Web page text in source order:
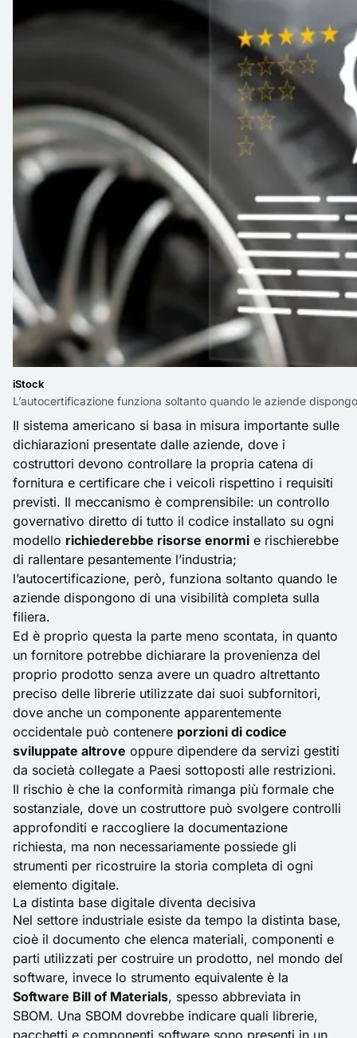
iStock
L’autocertificazione funziona soltanto quando le aziende
Il sistema americano si basa in misura importante sulle
dichiarazioni presentate dalle aziende, dove i
costruttori devono controllare la propria catena di
fornitura e certificare che i veicoli rispettino i requisiti
previsti. Il meccanismo è comprensibile: un controllo
governativo diretto di tutto il codice installato su ogni
modello richiederebbe risorse enormi e rischierebbe
di rallentare pesantemente l’industria;
l’autocertificazione, però, funziona soltanto quando le
aziende dispongono di una visibilità completa sulla
filiera.
Ed è proprio questa la parte meno scontata, in quanto
un fornitore potrebbe dichiarare la provenienza del
proprio prodotto senza avere un quadro altrettanto
preciso delle librerie utilizzate dai suoi subfornitori,
dove anche un componente apparentemente
occidentale può contenere porzioni di codice
sviluppate altrove oppure dipendere da servizi gestiti
da società collegate a Paesi sottoposti alle restrizioni.
Il rischio è che la conformità rimanga più formale che
sostanziale, dove un costruttore può svolgere controlli
approfonditi e raccogliere la documentazione
richiesta, ma non necessariamente possiede gli
strumenti per ricostruire la storia completa di ogni
elemento digitale.
La distinta base digitale diventa decisiva
Nel settore industriale esiste da tempo la distinta base,
cioè il documento che elenca materiali, componenti e
parti utilizzati per costruire un prodotto, nel mondo del
software, invece lo strumento equivalente è la
Software Bill of Materials, spesso abbreviata in
SBOM. Una SBOM dovrebbe indicare quali librerie,